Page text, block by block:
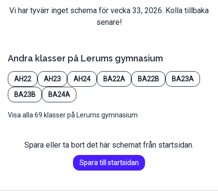
Vi har tyvärr inget schema för vecka 33, 2026. Kolla tillbaka
senare!
Andra klasser på Lerums gymnasium
AH22 AH23 AH24 BA22A BA22B
BA23A
BA23B
BA24A
Visa alla 69 klasser på Lerums gymnasium
Spara eller ta bort det här schemat från startsidan.
Spara till startsidan